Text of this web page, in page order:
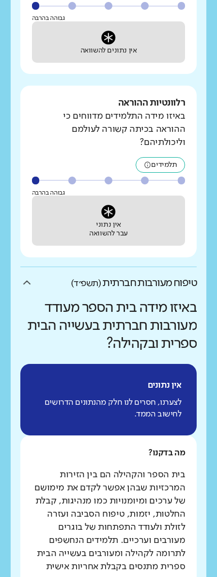
גבוהה בהרבה
אין נתונים להשוואה
רלוונטיות ההוראה
באיזו מידה התלמידים מדווחים כי
ההוראה בכיתה קשורה לעולמם
וליכולתיהם?
תלמידים
גבוהה בהרבה
אין נתוני
עבר להשוואה
טיפוח מעורבות חברתית(תשפ״ד)
באיזו מידה בית הספר מעודד
מעורבות חברתית בעשייה הבית
ספרית ובקהילה?
אין נתונים
לצערנו, חסרים לנו חלק מהנתונים הדרושים
לחישוב הממד.
מה בדקנו?
בית הספר והקהילה הם בין הזירות
המרכזיות שבהן אפשר לקדם את מימושם
של ערכים ומיומנויות כמו מנהיגות, קבלת
החלטות, יזמות, טיפוח הסביבה ועזרה
לזולת ולעודד התפתחות של בוגרים
מעורבים וערכיים. תלמידים הנחשפים
לתרומה לקהילה ומעורבים בעשייה הבית
ספרית מתנסים בקבלת אחריות אישית